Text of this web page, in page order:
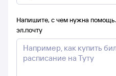
Напишите, с чем нужна
эл.почту